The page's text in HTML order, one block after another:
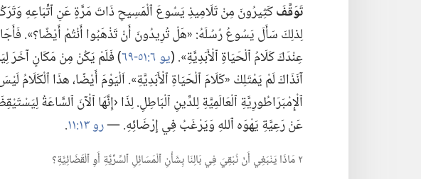
تَوَقَّفَكَثِيرُونَ مِنْ تَلَامِيذِ يَسُوعَ ٱلْمَسِيحِ ذَاتَ مَرَّةٍ عَنِ ٱتِّبَاعِهِ
لِذلِكَ سَأَلَ يَسُوعُ رُسُلَهُ:‏ «هَلْ تُرِيدُونَ أَنْ تَذْهَبُوا أَنْتُمْ أَيْضًا؟‏».‏
عِنْدَكَ كَلَامُ ٱلْحَيَاةِ ٱلْأَبَدِيَّةِ».‏ (‏يو ٦:‏٥١-‏٦٩
‏)‏ فَلَمْ يَكُنْ مِنْ مَكَانٍ آخَرَ
آنَذَاكَ لَمْ يَمْتَلِكْ «كَلَامَ ٱلْحَيَاةِ ٱلْأَبَدِيَّةِ».‏ اَلْيَوْمَ أَيْضًا،‏ هذَا ٱلْكَلَامُ
ٱلْإِمْبَرَاطُورِيَّةِ ٱلْعَالَمِيَّةِ لِلدِّينِ ٱلْبَاطِلِ.‏ لِذَا ‹إِنَّهَا ٱلْآنَ ٱلسَّاعَةُ
عَنْ رَعِيَّةِ يَهْوَه ٱللهِ وَيَرْغَبُ فِي إِرْضَائِهِ.‏ —‏رو ١٣:‏١١ ‏.‏
٢ مَاذَا يَنْبَغِي أَنْ نُبْقِيَ فِي بَالِنَا بِشَأْنِ ٱلْمَسَائِلِ ٱلسِّرِّيَّةِ أَوِ ٱلْقَضَائِيَّةِ؟‏